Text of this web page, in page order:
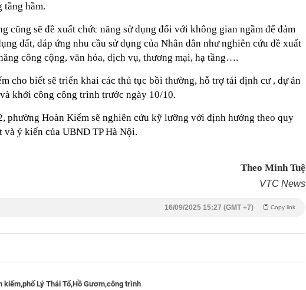
tầng hầm.
cũng sẽ đề xuất chức năng sử dụng đối với không gian ngầm để đảm
đất, đáp ứng nhu cầu sử dụng của Nhân dân như nghiên cứu đề xuất
công cộng, văn hóa, dịch vụ, thương mại, hạ tầng….
cho biết sẽ triển khai các thủ tục bồi thường, hỗ trợ tái định cư , dự án
khởi công công trình trước ngày 10/10.
phường Hoàn Kiếm sẽ nghiên cứu kỹ lưỡng với định hướng theo quy
và ý kiến của UBND TP Hà Nội.
Theo Minh Tuệ
VTC News
Copy link
16/09/2025 15:27 (GMT +7)
kiếm,phố Lý Thái Tổ,Hồ Gươm,công trình